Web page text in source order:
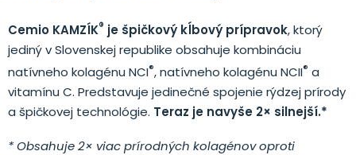
Cemio KAMZÍK® je špičkový kĺbový prípravok, ktorý
jediný v Slovenskej republike obsahuje kombináciu
natívneho kolagénu NCI®, natívneho kolagénu NCII® a
vitamínu C. Predstavuje jedinečné spojenie rýdzej prírody
a špičkovej technológie. Teraz je navyše 2× silnejší.*
* Obsahuje 2× viac prírodných kolagénov oproti